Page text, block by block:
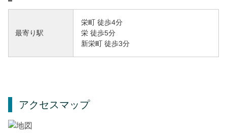
最寄り駅
栄町 徒歩4分
栄 徒歩5分
新栄町 徒歩3分
アクセスマップ